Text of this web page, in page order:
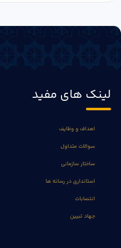
لینک های مفید
اهداف و وظایف
سوالات متداول
ساختار سازمانی
استانداری در رسانه ها
انتصابات
جهاد تبیین